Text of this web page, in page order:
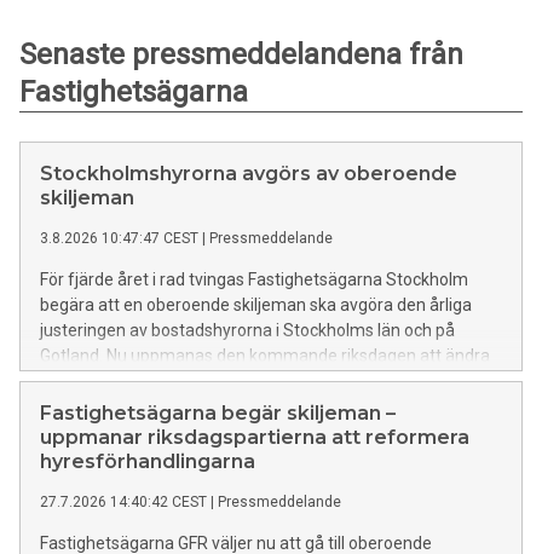
Senaste pressmeddelandena från
Fastighetsägarna
Stockholmshyrorna avgörs av oberoende
skiljeman
3.8.2026 10:47:47 CEST | Pressmeddelande
För fjärde året i rad tvingas Fastighetsägarna Stockholm
begära att en oberoende skiljeman ska avgöra den årliga
justeringen av bostadshyrorna i Stockholms län och på
Gotland. Nu uppmanas den kommande riksdagen att ändra
lagstiftningen för att minska behovet av skiljeman i
framtiden. Ytterst handlar det, enligt Fastighetsägarna, om
det kollektiva förhandlingssystemets legitimitet.
Fastighetsägarna begär skiljeman –
uppmanar riksdagspartierna att reformera
hyresförhandlingarna
27.7.2026 14:40:42 CEST | Pressmeddelande
Fastighetsägarna GFR väljer nu att gå till oberoende